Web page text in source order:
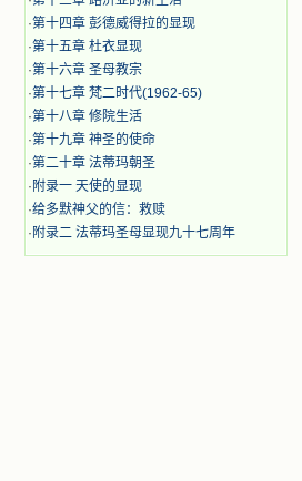
·第十四章 彭德威得拉的显现
·第十五章 杜衣显现
·第十六章 圣母教宗
·第十七章 梵二时代(1962-65)
·第十八章 修院生活
·第十九章 神圣的使命
·第二十章 法蒂玛朝圣
· 附录一 天使的显现
·给多默神父的信：救赎
· 附录二 法蒂玛圣母显现九十七周年